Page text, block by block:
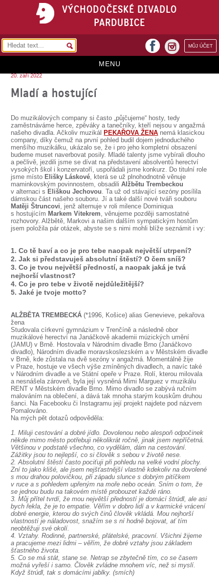
VÝCHODOČESKÉ DIVADLO
PARDUBICE
MŮJ ÚČET
facebook
MENU
REPERTOÁR
VSTUPENKY
PŘEDPLATNÉ
KONTAKTY
O DIVADLE
SOUBOR
20. září 2022
Mladí a hostující
Do muzikálových company si často „půjčujeme“ hosty, tedy
zaměstnáváme herce, zpěváky a tanečníky, kteří nejsou v angažmá
našeho divadla. Ačkoliv muzikál PEKAŘOVA ŽENA nemá klasickou
company, díky čemuž na první pohled budil dojem jednoduchého
menšího muzikálku, ukázalo se, že i pro jeho kompletní obsazení
budeme muset naverbovat posily. Mladé talenty jsme vybírali dlouho
a pečlivě, jezdili jsme se dívat na představení absolventů herectví
vysokých škol i konzervatoří, uspořádali jsme konkurz. Do titulní role
jsme místo Elišky Láskové, která se už plnohodnotně věnuje
maminkovským povinnostem, obsadiliAlžbětu Trembeckou
v alternaci s Eliškou Jechovou. Ta už od stávající sezóny posílila
dámskou část našeho souboru. Jí a také další nové tváři souboru
Matěji Štruncovi, jenž alternuje v roli milence Dominiqua
s hostujícím Markem Vitekrem, věnujeme později samostatné
rozhovory. Alžbětě, Markovi a našim dalším sympatickým hostům
jsem položila pár otázek, abyste se s nimi mohli blíže seznámit i vy:
1. Co tě baví a co je pro tebe naopak největší utrpení?
2. Jak si představuješ absolutní štěstí? O čem sníš?
3. Co je tvou největší předností, a naopak jaká je tvá
nejhorší vlastnost?
4. Co je pro tebe v životě nejdůležitější?
5. Jaké je tvoje motto?
ALŽBĚTA TREMBECKÁ (*1996, Košice) alias Genevieve, pekařova
žena
Studovala církevní gymnázium v Trenčíně a následně obor
muzikálové herectví na Janáčkově akademii múzických umění
(JAMU) v Brně. Hostovala v Národním divadle Brno (Janáčkovo
divadlo), Národním divadle moravskoslezském a v Městském divadle
v Brně, kde zůstala na dvě sezóny v angažmá. Momentálně žije
v Praze, hostuje ve všech výše zmíněných divadlech, a navíc také
v Národním divadle a ve Státní opeře v Praze. Rolí, kterou milovala
a nesnášela zároveň, byla její vysněná Mimi Marguez v muzikálu
RENT v Městském divadle Brno. Mimo divadlo se zabývá ručním
malováním na oblečení, a dává tak mnoha starým kouskům druhou
šanci. Na Facebooku či Instagramu její projekt najdete pod názvem
Pomalováno.
Na mých pět dotazů odpověděla:
1. Miluji cestování a dobré jídlo. Dovolenou nebo alespoň odpočinek
někde mimo město potřebuji několikrát ročně, jinak jsem nepříčetná.
Většinou v podstatě všechno, co vydělám, dám na cestování.
Zážitky jsou to nejlepší, co si člověk s sebou v životě nese.
2. Absolutní štěstí často pociťuji při pohledu na velké vodní plochy.
Zní to jako klišé, ale jsem nejšťastnější vlastně kdekoliv na dovolené
s mou drahou polovičkou, při západu slunce s dobrým pitíčkem
v ruce a s pohledem upřeným na moře nebo oceán. Sním o tom, že
se jednou budu na takovém místě probouzet každé ráno.
3. Můj přítel tvrdí, že mou největší předností je domácí štrúdl, ale asi
bych řekla, že je to empatie. Věřím v dobro lidí a v karmické vrácení
dobré energie, kterou do svých činů člověk vkládá. Mou nejhorší
vlastností je náladovost, snažím se s ní hodně bojovat, ať tím
neobtěžuji své okolí.
4. Vztahy. Rodinné, partnerské, přátelské, pracovní. Všichni žijeme
a pracujeme mezi lidmi – věřím, že dobré vztahy jsou základem
šťastného života.
5. Co se má stát, stane se. Netrap se zbytečně tím, co se časem
možná vyřeší i samo. Člověk zvládne mnohem víc, než si myslí.
Když štrúdl, tak s domácími jablky. (smích)